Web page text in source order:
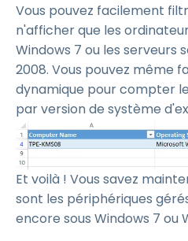
Vous pouvez facilement
n'afficher que les
Windows 7 ou les serveurs
2008. Vous pouvez même
dynamique pour compter
par version de système
Et voilà ! Vous savez
sont les périphériques
encore sous Windows 7 ou